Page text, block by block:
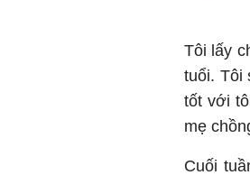
Tôi lấy
tuổi. Tôi
tốt với
mẹ
Cuối